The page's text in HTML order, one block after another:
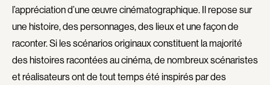
Historiques
Horreur
Indépendants
Jeunesse
Musicaux
Policiers
Romantiques
Science-fiction
Sports
Thrillers
l’appréciation d’une œuvre cinématographique. Il repose sur
une histoire, des personnages, des lieux et une façon de
raconter. Si les scénarios originaux constituent la majorité
des histoires racontées au cinéma, de nombreux scénaristes
et réalisateurs ont de tout temps été inspirés par des